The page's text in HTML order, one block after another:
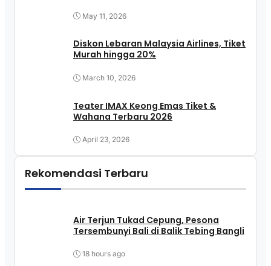
May 11, 2026
Diskon Lebaran Malaysia Airlines, Tiket
Murah hingga 20%
March 10, 2026
Teater IMAX Keong Emas Tiket &
Wahana Terbaru 2026
April 23, 2026
Rekomendasi Terbaru
Air Terjun Tukad Cepung, Pesona
Tersembunyi Bali di Balik Tebing Bangli
18 hours ago